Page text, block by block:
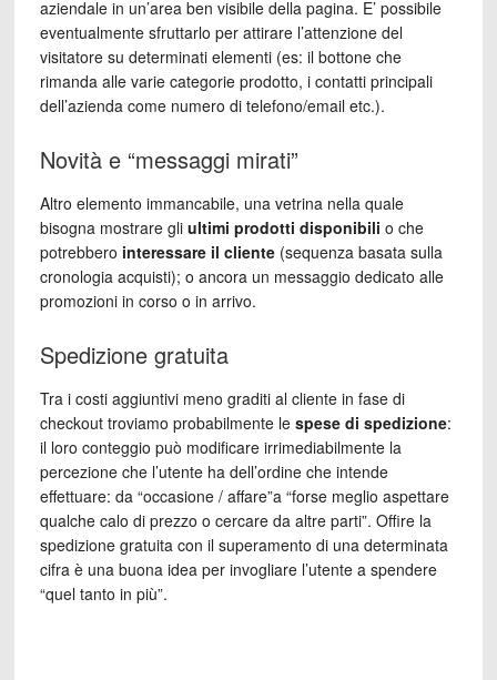
aziendale in un’area ben visibile della pagina. E’ possibile
eventualmente sfruttarlo per attirare l’attenzione del
visitatore su determinati elementi (es: il bottone che
rimanda alle varie categorie prodotto, i contatti principali
dell’azienda come numero di telefono/email etc.).
Novità e “messaggi mirati”
Altro elemento immancabile, una vetrina nella quale
bisogna mostrare gli ultimi prodotti disponibili o che
potrebbero interessare il cliente(sequenza basata sulla
cronologia acquisti); o ancora un messaggio dedicato alle
promozioni in corso o in arrivo.
Spedizione gratuita
Tra i costi aggiuntivi meno graditi al cliente in fase di
checkout troviamo probabilmente lespese di spedizione:
il loro conteggio può modificare irrimediabilmente la
percezione che l’utente ha dell’ordine che intende
effettuare: da “occasione / affare”a “forse meglio aspettare
qualche calo di prezzo o cercare da altre parti”. Offire la
spedizione gratuita con il superamento di una determinata
cifra è una buona idea per invogliare l’utente a spendere
“quel tanto in più”.